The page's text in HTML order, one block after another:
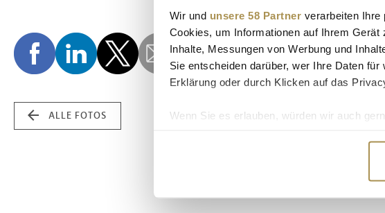
Wir und unsere 58 Partner verarbeiten Ihre
Cookies, um Informationen auf Ihrem
Inhalte, Messungen von Werbung und
Sie entscheiden darüber, wer Ihre Daten
Erklärung oder durch Klicken auf das
Wenn Sie es erlauben, würden wir auch
Erfahren Sie mehr darüber, wie Ihre
ALLE FOTOS